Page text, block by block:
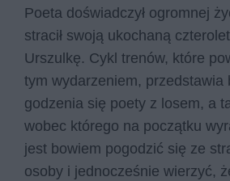
Poeta doświadczył ogromnej
stracił swoją ukochaną
Urszulkę. Cykl trenów, które
tym wydarzeniem, przedstawia
godzenia się poety z losem, a
wobec którego na początku
jest bowiem pogodzić się ze
osoby i jednocześnie wierzyć,